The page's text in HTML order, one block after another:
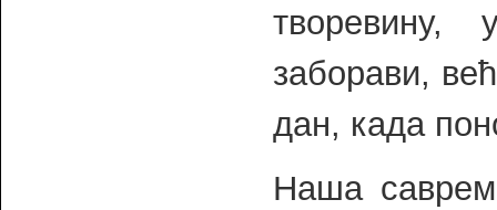
заборави,
дан, када
Наша